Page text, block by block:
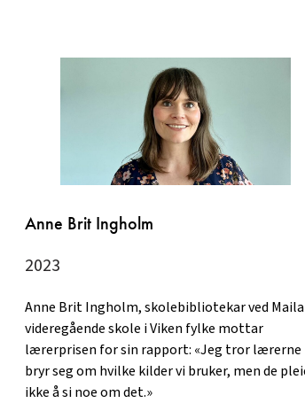
Anne Brit Ingholm
2023
Anne Brit Ingholm, skolebibliotekar ved
videregående skole i Viken fylke mottar
lærerprisen for sin rapport: «Jeg tror lærerne
bryr seg om hvilke kilder vi bruker, men de
ikke å si noe om det.»